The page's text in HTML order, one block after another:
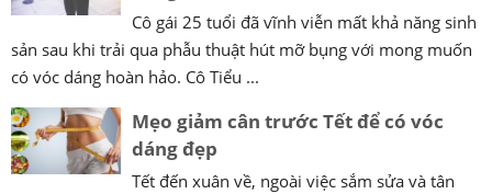
Cô gái 25 tuổi đã vĩnh viễn mất khả năng sinh
sản sau khi trải qua phẫu thuật hút mỡ bụng với mong muốn
có vóc dáng hoàn hảo. Cô Tiểu ...
Mẹo giảm cân trước Tết để có vóc
dáng đẹp
Tết đến xuân về, ngoài việc sắm sửa và tân